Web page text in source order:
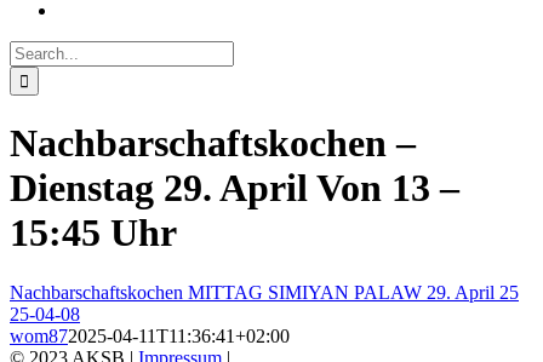
Search
for:
Nachbarschaftskochen –
Dienstag 29. April Von 13 –
15:45 Uhr
Nachbarschaftskochen MITTAG SIMIYAN PALAW 29. April 25
25-04-08
wom872025-04-11T11:36:41+02:00
© 2023 AKSB | Impressum |